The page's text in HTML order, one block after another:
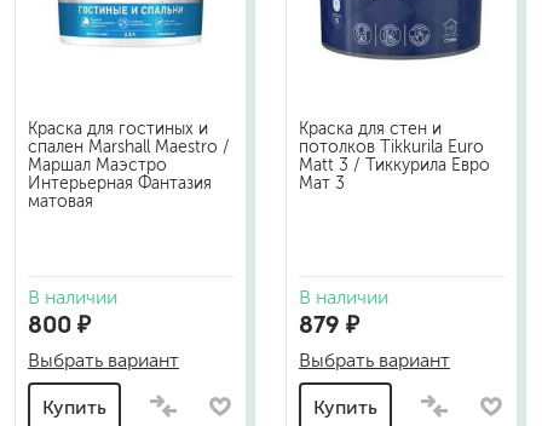
Краска для гостиных и
спален Marshall Maestro /
Маршал Маэстро
Интерьерная Фантазия
матовая
В наличии
800 ₽
Выбрать вариант
Купить
Краска для стен и
потолков Tikkurila Euro
Matt 3 / Тиккурила Евро
Мат 3
В наличии
879 ₽
Выбрать вариант
Купить